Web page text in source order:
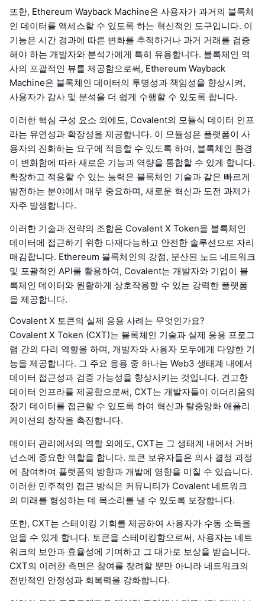
또한, Ethereum Wayback Machine은 사용자가 과거의 블록체
인 데이터를 액세스할 수 있도록 하는 혁신적인 도구입니다. 이
기능은 시간 경과에 따른 변화를 추적하거나 과거 거래를 검증
해야 하는 개발자와 분석가에게 특히 유용합니다. 블록체인 역
사의 포괄적인 뷰를 제공함으로써, Ethereum Wayback
Machine은 블록체인 데이터의 투명성과 책임성을 향상시켜,
사용자가 감사 및 분석을 더 쉽게 수행할 수 있도록 합니다.
이러한 핵심 구성 요소 외에도, Covalent의 모듈식 데이터 인프
라는 유연성과 확장성을 제공합니다. 이 모듈성은 플랫폼이 사
용자의 진화하는 요구에 적응할 수 있도록 하여, 블록체인 환경
이 변화함에 따라 새로운 기능과 역량을 통합할 수 있게 합니다.
확장하고 적응할 수 있는 능력은 블록체인 기술과 같은 빠르게
발전하는 분야에서 매우 중요하며, 새로운 혁신과 도전 과제가
자주 발생합니다.
이러한 기술과 전략의 조합은 Covalent X Token을 블록체인
데이터에 접근하기 위한 다재다능하고 안전한 솔루션으로 자리
매김합니다. Ethereum 블록체인의 강점, 분산된 노드 네트워크
및 포괄적인 API를 활용하여, Covalent는 개발자와 기업이 블
록체인 데이터와 원활하게 상호작용할 수 있는 강력한 플랫폼
을 제공합니다.
Covalent X 토큰의 실제 응용 사례는 무엇인가요?
Covalent X Token (CXT)는 블록체인 기술과 실제 응용 프로그
램 간의 다리 역할을 하며, 개발자와 사용자 모두에게 다양한 기
능을 제공합니다. 그 주요 응용 중 하나는 Web3 생태계 내에서
데이터 접근성과 검증 가능성을 향상시키는 것입니다. 견고한
데이터 인프라를 제공함으로써, CXT는 개발자들이 이더리움의
장기 데이터를 접근할 수 있도록 하여 혁신과 탈중앙화 애플리
케이션의 창작을 촉진합니다.
데이터 관리에서의 역할 외에도, CXT는 그 생태계 내에서 거버
넌스에 중요한 역할을 합니다. 토큰 보유자들은 의사 결정 과정
에 참여하여 플랫폼의 방향과 개발에 영향을 미칠 수 있습니다.
이러한 민주적인 접근 방식은 커뮤니티가 Covalent 네트워크
의 미래를 형성하는 데 목소리를 낼 수 있도록 보장합니다.
또한, CXT는 스테이킹 기회를 제공하여 사용자가 수동 소득을
얻을 수 있게 합니다. 토큰을 스테이킹함으로써, 사용자는 네트
워크의 보안과 효율성에 기여하고 그 대가로 보상을 받습니다.
CXT의 이러한 측면은 참여를 장려할 뿐만 아니라 네트워크의
전반적인 안정성과 회복력을 강화합니다.